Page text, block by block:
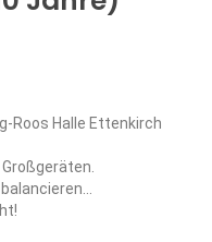
Roos Halle Ettenkirch